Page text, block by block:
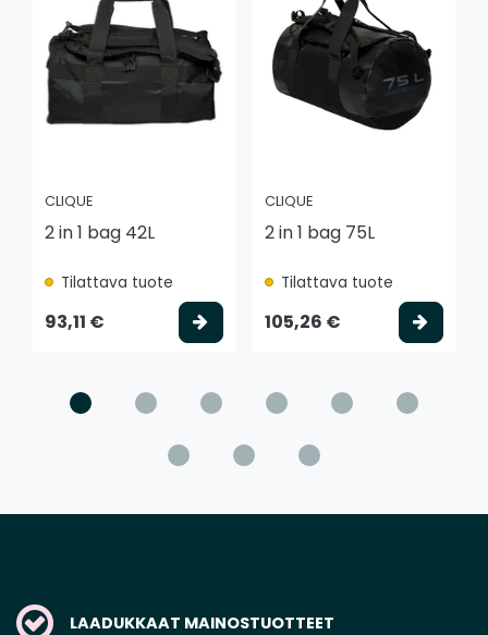
CLIQUE
2 in 1 bag 42L
Tilattava tuote
93,11 € Valitse vaihtoehto
CLIQUE
2 in 1 bag 75L
Tilattava tuote
105,26 €
LAADUKKAAT MAINOSTUOTTEET